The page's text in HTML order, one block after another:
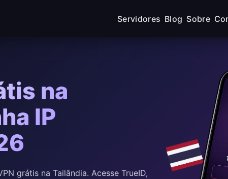
Servidores Blog Sobre
na
IP
grátis na Tailândia. Acesse TrueID,